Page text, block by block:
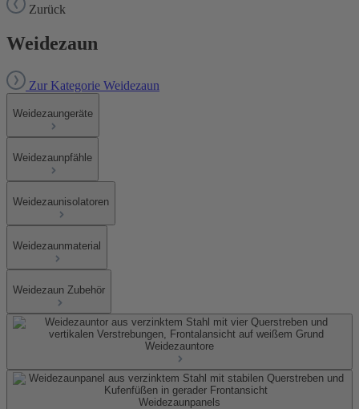
Zurück
Weidezaun
Zur Kategorie Weidezaun
Weidezaungeräte
Weidezaunpfähle
Weidezaunisolatoren
Weidezaunmaterial
Weidezaun Zubehör
Weidezauntore
Weidezaunpanels